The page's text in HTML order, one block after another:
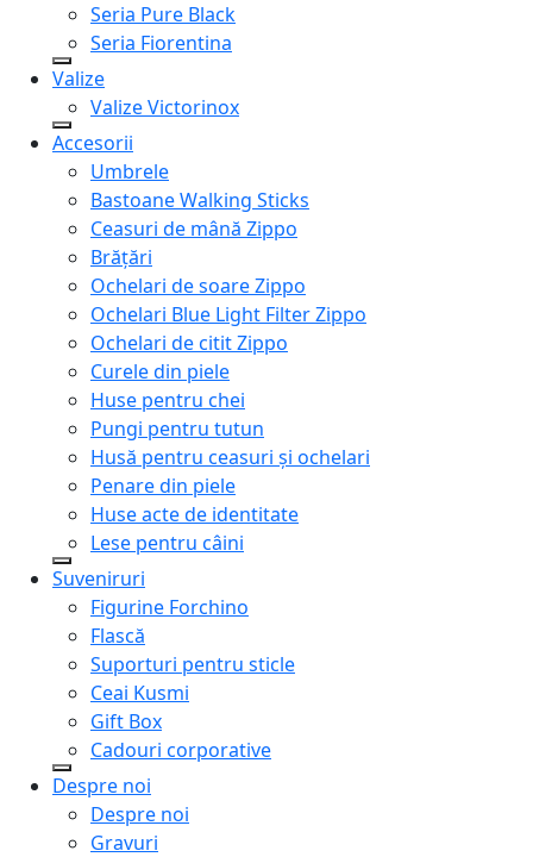
Seria Pure Black
Seria Fiorentina
Valize
Valize Victorinox
Accesorii
Umbrele
Bastoane Walking Sticks
Ceasuri de mână Zippo
Brățări
Ochelari de soare Zippo
Ochelari Blue Light Filter Zippo
Ochelari de citit Zippo
Curele din piele
Huse pentru chei
Pungi pentru tutun
Husă pentru ceasuri și ochelari
Penare din piele
Huse acte de identitate
Lese pentru câini
Suveniruri
Figurine Forchino
Flască
Suporturi pentru sticle
Ceai Kusmi
Gift Box
Cadouri corporative
Despre noi
Despre noi
Gravuri